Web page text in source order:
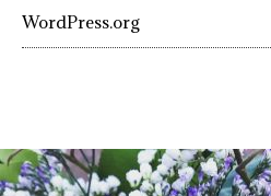
WordPress.org